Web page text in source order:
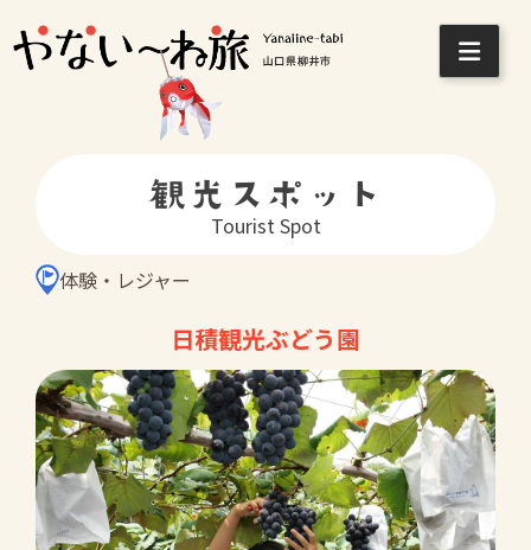
観光スポット
Tourist Spot
体験・レジャー
日積観光ぶどう園